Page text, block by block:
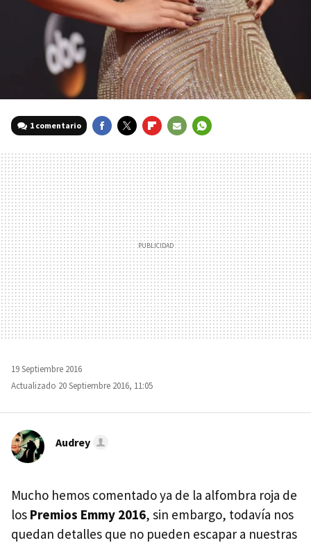
1 comentario
MAIL
19 Septiembre 2016
Actualizado 20 Septiembre 2016, 11:05
Audrey
Mucho hemos comentado ya de la alfombra roja de
los Premios Emmy 2016, sin embargo, todavía nos
quedan detalles que no pueden escapar a nuestras